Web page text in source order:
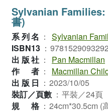
Sylvanian
書)
系列名 ： Sylvanian
ISBN13 ： 9781529093292
出版社 ：
Pan Macmillan
作者 ：
Macmillan
出版日 ： 2023/10/05
裝訂／頁數 ： 平裝／24頁
規格 ： 24cm*30.5cm (